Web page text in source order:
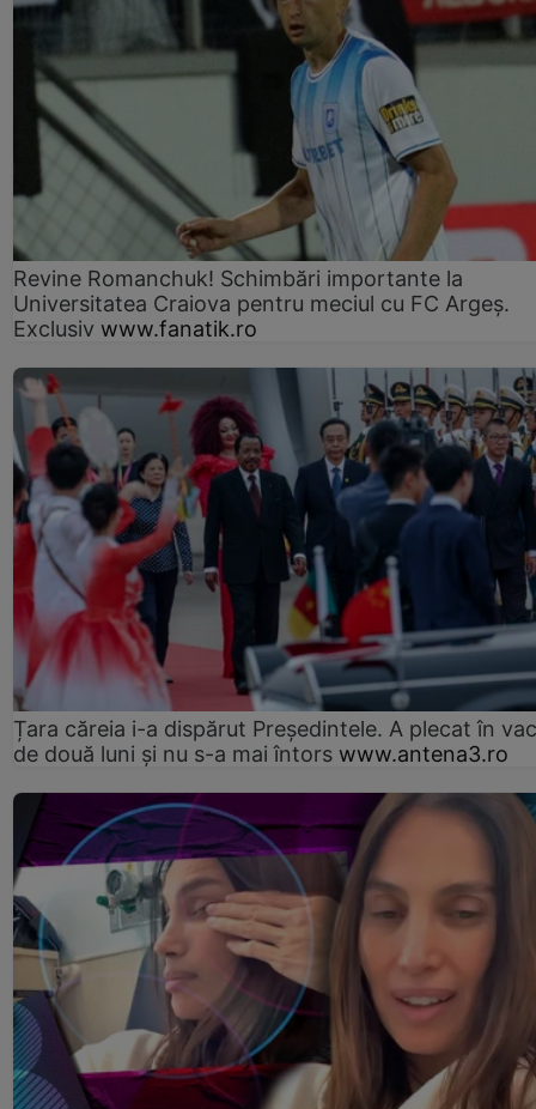
Revine Romanchuk! Schimbări importante la
Universitatea Craiova pentru meciul cu FC Argeş.
Exclusiv www.fanatik.ro
Țara căreia i-a dispărut Președintele. A plecat în
de două luni și nu s-a mai întors www.antena3.ro